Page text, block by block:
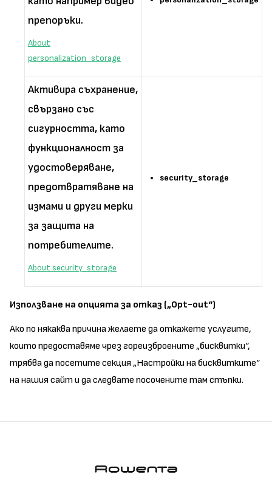
препоръки.
About
personalization_storage
Активира съхранение,
свързано със
сигурността, като
функционалност за
удостоверяване,
предотвратяване на
измами и други мерки
за защита на
потребителите.
About security_storage
security_storage
Използване на опцията за отказ („Opt-out“)
Ако по някаква причина желаете да откажете услугите,
които предоставяме чрез гореизброените „бисквитки“,
трябва да посетите секция „Настройки на бисквитките“
на нашия сайт и да следвате посочените там стъпки.